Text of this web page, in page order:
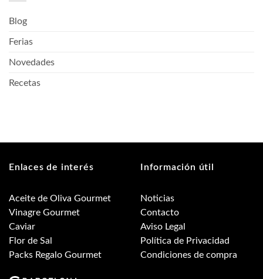
Blog
Ferias
Novedades
Recetas
Enlaces de interés
Aceite de Oliva Gourmet
Vinagre Gourmet
Caviar
Flor de Sal
Packs Regalo Gourmet
Información útil
Noticias
Contacto
Aviso Legal
Política de Privacidad
Condiciones de compra